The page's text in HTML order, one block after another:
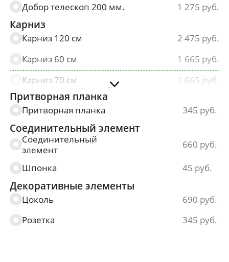
Добор телескоп 200 мм.
1 275
Карниз
Карниз 120 см
2 475
Карниз 60 см
1 665
Карниз 70 см
1 665
Карниз 80 см
Притворная планка
Притворная планка 345
Соединительный элемент
Соединительный
элемент
660
Шпонка 45
Декоративные элементы
Цоколь
690
Розетка
345